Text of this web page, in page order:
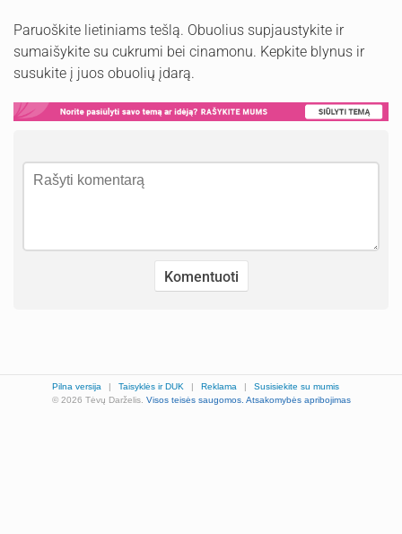
Paruoškite lietiniams tešlą. Obuolius supjaustykite ir
sumaišykite su cukrumi bei cinamonu. Kepkite blynus ir
susukite į juos obuolių įdarą.
Pilna versija | Taisyklės ir DUK | Reklama |
Susisiekite su mumis
© 2026 Tėvų Darželis. Visos teisės saugomos. Atsakomybės apribojimas